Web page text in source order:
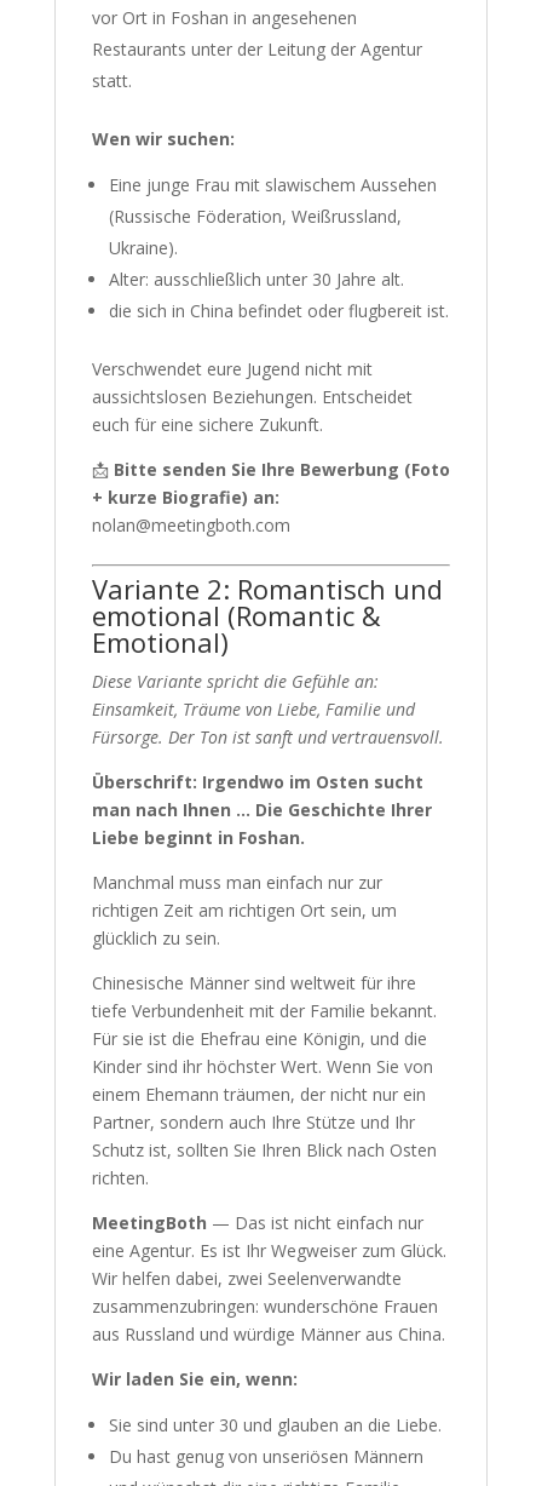
vor Ort in Foshan in angesehenen
Restaurants unter der Leitung der Agentur
statt.
Wen wir suchen:
Eine junge Frau mit slawischem Aussehen
(Russische Föderation, Weißrussland,
Ukraine).
Alter: ausschließlich unter 30 Jahre alt.
die sich in China befindet oder flugbereit ist.
Verschwendet eure Jugend nicht mit
aussichtslosen Beziehungen. Entscheidet
euch für eine sichere Zukunft.
📩 Bitte senden Sie Ihre Bewerbung (Foto
+ kurze Biografie) an:
nolan@meetingboth.com
Variante 2: Romantisch und
emotional (Romantic &
Emotional)
Diese Variante spricht die Gefühle an:
Einsamkeit, Träume von Liebe, Familie und
Fürsorge. Der Ton ist sanft und vertrauensvoll.
Überschrift: Irgendwo im Osten sucht
man nach Ihnen … Die Geschichte Ihrer
Liebe beginnt in Foshan.
Manchmal muss man einfach nur zur
richtigen Zeit am richtigen Ort sein, um
glücklich zu sein.
Chinesische Männer sind weltweit für ihre
tiefe Verbundenheit mit der Familie bekannt.
Für sie ist die Ehefrau eine Königin, und die
Kinder sind ihr höchster Wert. Wenn Sie von
einem Ehemann träumen, der nicht nur ein
Partner, sondern auch Ihre Stütze und Ihr
Schutz ist, sollten Sie Ihren Blick nach Osten
richten.
MeetingBoth — Das ist nicht einfach nur
eine Agentur. Es ist Ihr Wegweiser zum Glück.
Wir helfen dabei, zwei Seelenverwandte
zusammenzubringen: wunderschöne Frauen
aus Russland und würdige Männer aus China.
Wir laden Sie ein, wenn:
Sie sind unter 30 und glauben an die Liebe.
Du hast genug von unseriösen Männern